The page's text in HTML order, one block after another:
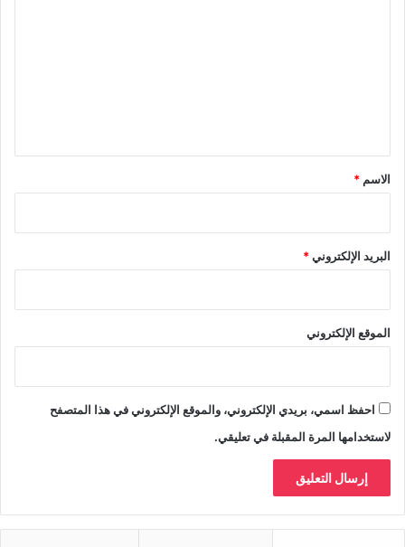
*
الاسم *
البريد الإلكتروني*
الموقع الإلكتروني
احفظ اسمي، بريدي الإلكتروني، والموقع الإلكتروني في هذا المتصفح
لاستخدامها المرة المقبلة في تعليقي.